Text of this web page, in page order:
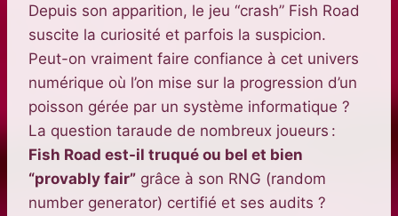
Depuis son apparition, le jeu “crash” Fish Road
suscite la curiosité et parfois la suspicion.
Peut-on vraiment faire confiance à cet univers
numérique où l’on mise sur la progression d’un
poisson gérée par un système informatique ?
La question taraude de nombreux joueurs :
Fish Road est-il truqué ou bel et bien
“provably fair” grâce à son RNG (random
number generator) certifié et ses audits ?